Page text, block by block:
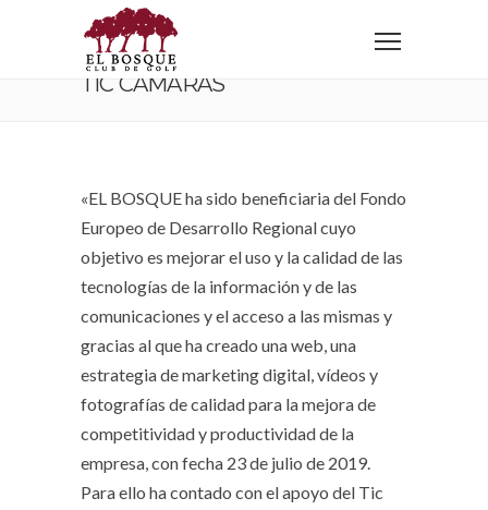
Home TIC CAMARAS
TIC CAMARAS
«EL BOSQUE ha sido beneficiaria del Fondo
Europeo de Desarrollo Regional cuyo
objetivo es mejorar el uso y la calidad de las
tecnologías de la información y de las
comunicaciones y el acceso a las mismas y
gracias al que hacreado una web, una
estrategia de marketing digital, vídeos y
fotografías de calidad para la mejora de
competitividad y productividad de la
empresa, con fecha 23 de julio de 2019.
Para ello ha contado con el apoyo del Tic